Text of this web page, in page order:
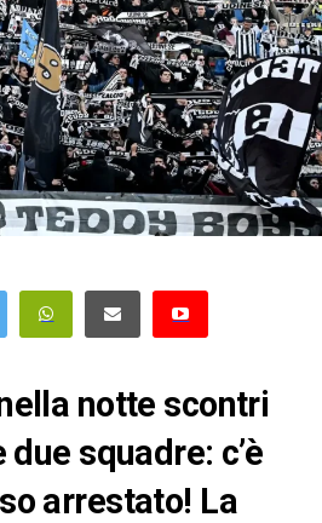
notte scontri
squadre: c’è
arrestato! La